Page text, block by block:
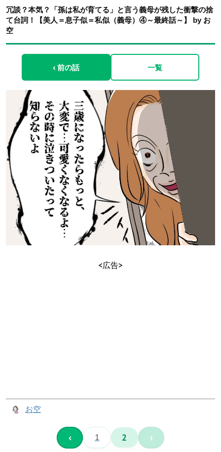
冗談？本気？「孫は私が育てる」と言う義母が残した衝撃の捨
て台詞！【美人＝息子似＝私似（義母）④～最終話～】 by お
空
‹ 前の話 一覧
<広告>
お空
‹ 1 2 ›